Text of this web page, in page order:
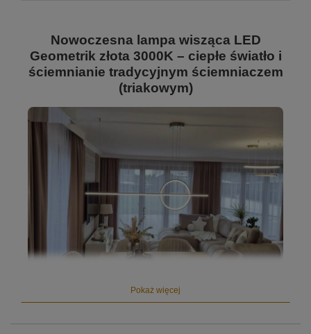
Nowoczesna lampa wisząca LED
Geometrik złota 3000K – ciepłe światło i
ściemnianie tradycyjnym ściemniaczem
(triakowym)
Pokaż więcej